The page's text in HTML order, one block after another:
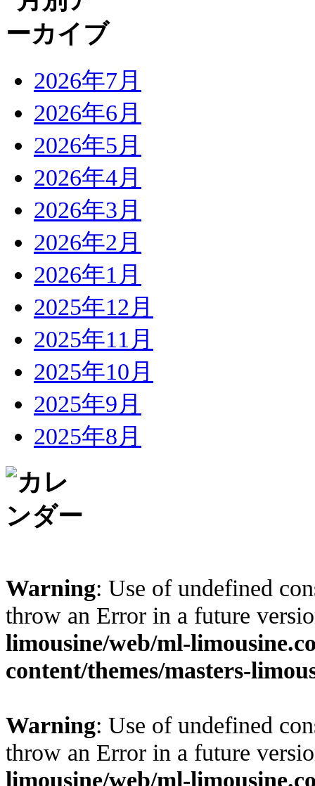
2026年7月
2026年6月
2026年5月
2026年4月
2026年3月
2026年2月
2026年1月
2025年12月
2025年11月
2025年10月
2025年9月
2025年8月
Warning: Use of undefined
throw an Error in a future
limousine/web/ml-
content/themes/masters-
Warning: Use of undefined
throw an Error in a future
limousine/web/ml-